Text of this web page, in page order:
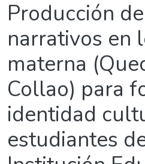
Producción
narrativos en
materna
Collao) para
identidad
estudiantes